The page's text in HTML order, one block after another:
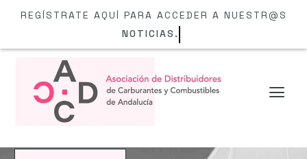
REGÍSTRATE AQUÍ PARA ACCEDER A NUESTR@S
NOTICIAS.